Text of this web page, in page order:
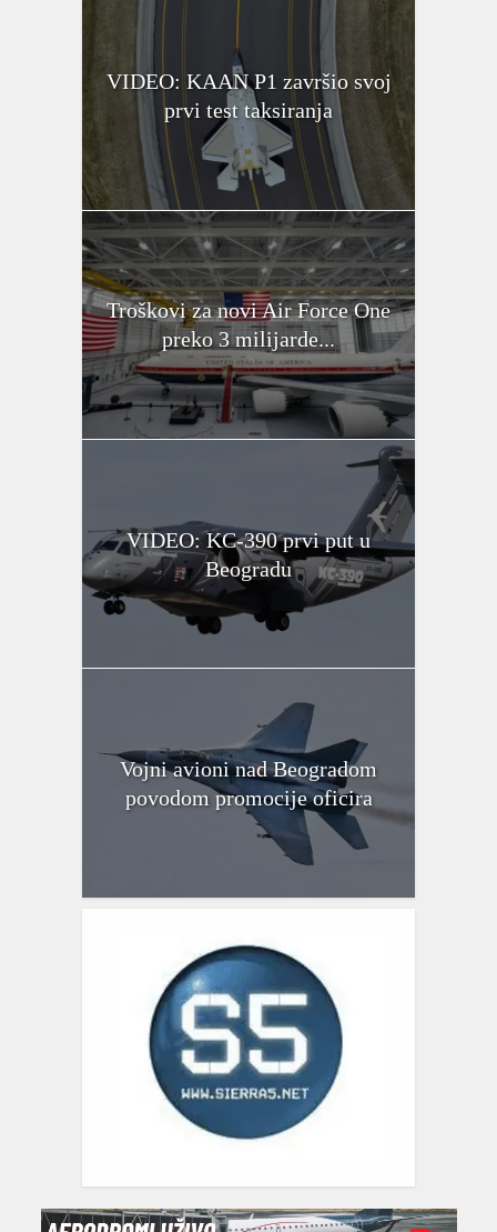
VIDEO: KAAN P1 završio svoj
prvi test taksiranja
Troškovi za novi Air Force One
preko 3 milijarde...
VIDEO: KC-390 prvi put u
Beogradu
Vojni avioni nad Beogradom
povodom promocije oficira